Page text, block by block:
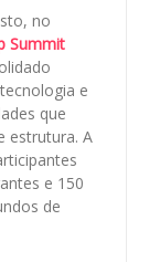
no
Summit
e
que
estrutura. A
e 150
de